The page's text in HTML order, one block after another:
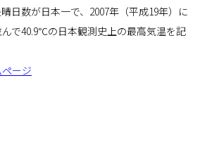
日数が日本一で、2007年（平成19年）に
で40.9℃の日本観測史上の最高気温を記
ージ